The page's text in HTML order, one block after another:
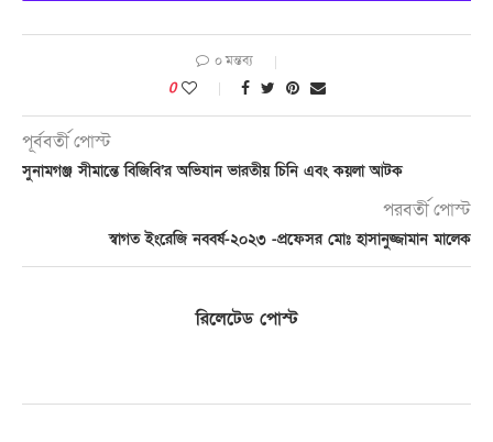
০ মন্তব্য
0
পূর্ববর্তী পোস্ট
সুনামগঞ্জ সীমান্তে বিজিবি’র অভিযান ভারতীয় চিনি এবং কয়লা আটক
পরবর্তী পোস্ট
স্বাগত ইংরেজি নববর্ষ-২০২৩ -প্রফেসর মোঃ হাসানুজ্জামান মালেক
রিলেটেড পোস্ট